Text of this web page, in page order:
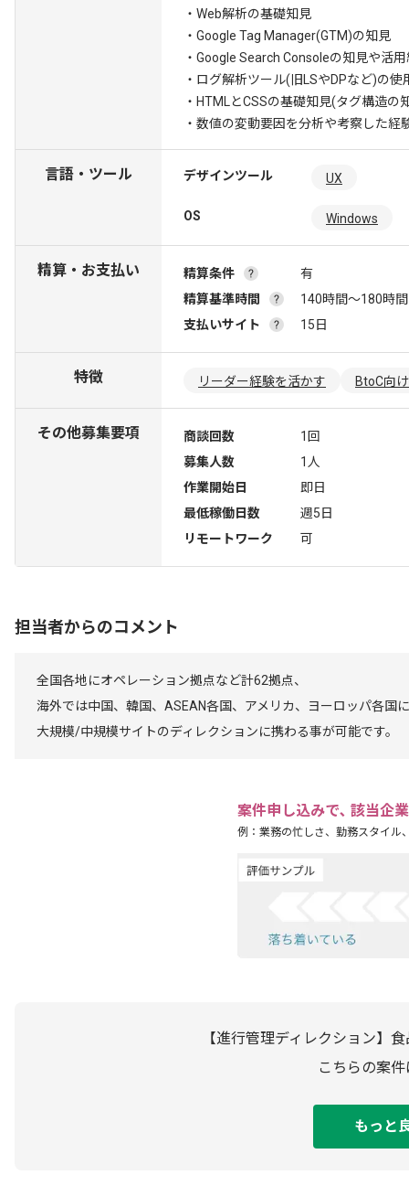
・Web解析の基礎知見
・Google Tag Manager(GTM)の知見
・Google Search Consoleの知見や活
・ログ解析ツール(旧LSやDPなど)の使
・HTMLとCSSの基礎知見(タグ構造の
・数値の変動要因を分析や考察した経
言語・ツール デザインツール UX
OS Windows
精算・お支払い 精算条件
有
精算基準時間
140時間〜180時間
支払いサイト
15日
特徴 リーダー経験を活かす BtoC向け
その他募集要項 商談回数
1回
募集人数
1人
作業開始日
即日
最低稼働日数
週5日
リモートワーク
可
担当者からのコメント
全国各地にオペレーション拠点など計62拠点、
海外では中国、韓国、ASEAN各国、アメリカ、ヨーロッパ各国
大規模/中規模サイトのディレクションに携わる事が可能です。
案件申し込みで､ 該当企
例：業務の忙しさ、勤務スタイル
【進行管理ディレクション】
こちらの案
もっと